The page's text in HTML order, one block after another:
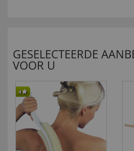
GESELECTEERDE
VOOR U
4